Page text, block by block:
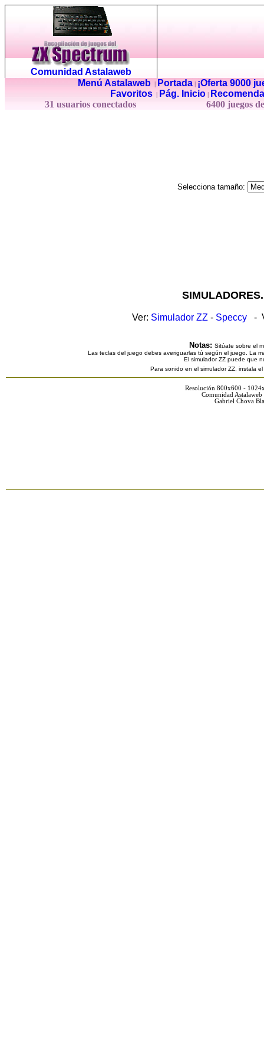
Comunidad Astalaweb
Menú Astalaweb| Portada|
¡Oferta 9000
Favoritos
Pág. Inicio
31 usuarios conectados
6400 juegos
Selecciona tamaño:
Ver: Simulador ZZ - Speccy -
Notas: Sitúate sobre el
Las teclas del juego debes averiguarlas tú según el juego. La
El simulador ZZ puede que
Para sonido en el simulador ZZ, instala
Resolución 800x600 -
Comunidad
Gabriel Chova